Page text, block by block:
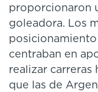
proporcionaron
goleadora. Los
centraban en
realizar carreras
que las de